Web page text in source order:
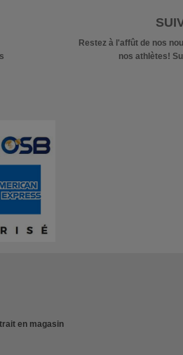
Restez à l'affût de nos
nos athlètes!
en magasin